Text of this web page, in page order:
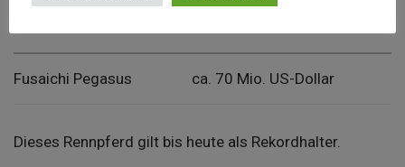
Fusaichi Pegasus ca. 70 Mio. US-Dollar
Dieses Rennpferd gilt bis heute als Rekordhalter.